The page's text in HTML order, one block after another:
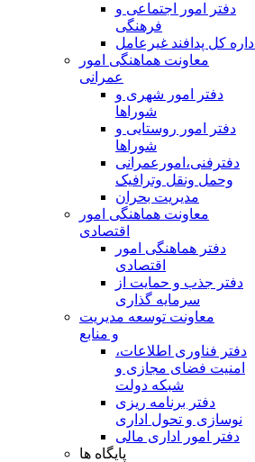
دفتر امور اجتماعی و
فرهنگی
اداره کل پدافند غیرعامل
معاونت هماهنگی امور
عمرانی
دفتر امور شهری و
شوراها
دفتر امور روستایی و
شوراها
دفترفنی،امورعمرانی
وحمل ونقل وترافيک
مدیریت بحران
معاونت هماهنگی امور
اقتصادی
دفتر هماهنگی امور
اقتصادی
دفتر جذب و حمایت از
سرمایه گذاری
معاونت توسعه مدیریت
و منابع
دفتر فناوری اطلاعات،
امنیت فضای مجازی و
شبکه دولت
دفتر برنامه ریزی
نوسازی و تحول اداری
دفتر امور اداری مالی
پایگاه ها